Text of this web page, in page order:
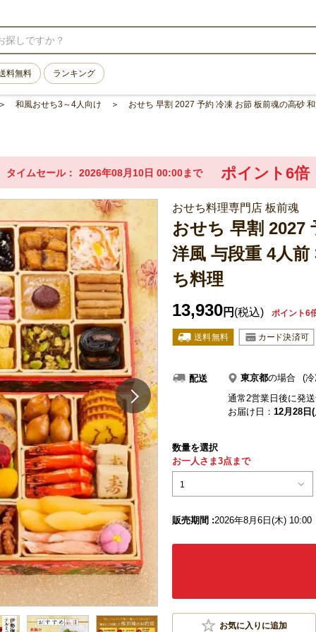
料無料 ランキング
和風おせち3～4人向け おせち 早割 2027 予約 冷凍 お節 板前魂の高砂
タイムセール 2026年08月10日 00:00まで ポイント6倍
おせち料理専門店 板前魂
おせち 早割 2027
洋風 与段重 4人
ち料理
13,930円 (税込) ポイント6
配送 東京都の場合
(
通常2営業日後に発
お届け日： 12月28日
数量を選択
お一人さま3点まで
1
販売期間 :2026年8月6日(木) 10:00
お気に入りに追加